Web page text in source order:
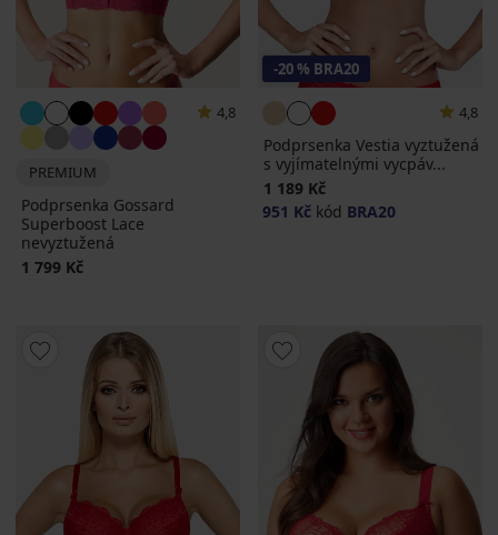
4,8
PREMIUM
Podprsenka Gossard
Superboost Lace
nevyztužená
1 799 Kč
-20 % BRA20
4,8
Podprsenka Vestia vyztužená
s vyjímatelnými vycpáv...
1 189 Kč
951 Kč kód BRA20